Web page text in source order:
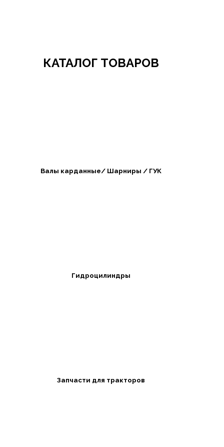
КАТАЛОГ ТОВАРОВ
Валы карданные/ Шарниры / ГУК
Гидроцилиндры
Запчасти для тракторов